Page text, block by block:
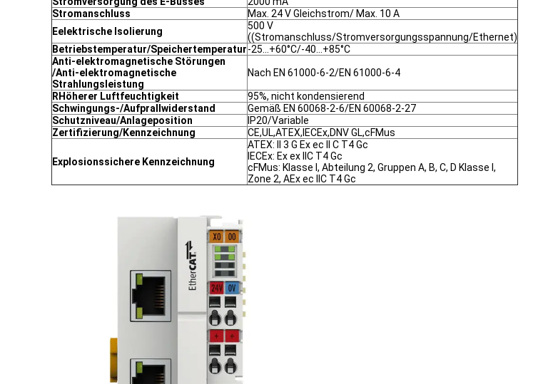
Stromanschluss
Max. 24 V Gleichstrom/ Max. 10 A
Eelektrische Isolierung
500 V
((Stromanschluss/Stromversorgungsspannung/Ethernet)
Betriebstemperatur/Speichertemperatur-25...+60°C/-40...+85°C
Anti-elektromagnetische Störungen
/Anti-elektromagnetische
Strahlungsleistung
Nach EN 61000-6-2/EN 61000-6-4
R Höherer Luftfeuchtigkeit
95%, nicht kondensierend
Schwingungs-/Aufprallwiderstand
Gemäß EN 60068-2-6/EN 60068-2-27
Schutzniveau/Anlageposition
IP20/Variable
Zertifizierung/Kennzeichnung
CE,UL,ATEX,IECEx,DNV GL,cFMus
Explosionssichere Kennzeichnung
ATEX: II 3 G Ex ec II C T4 Gc
IECEx: Ex ex IIC T4 Gc
cFMus: Klasse I, Abteilung 2, Gruppen A, B, C, D Klasse I,
Zone 2, AEx ec IIC T4 Gc